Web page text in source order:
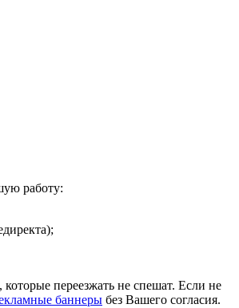
работу:
переезжать не спешат. Если не
баннеры без Вашего согласия.